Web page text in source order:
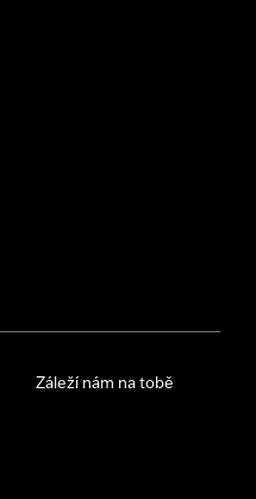
Záleží nám na tobě